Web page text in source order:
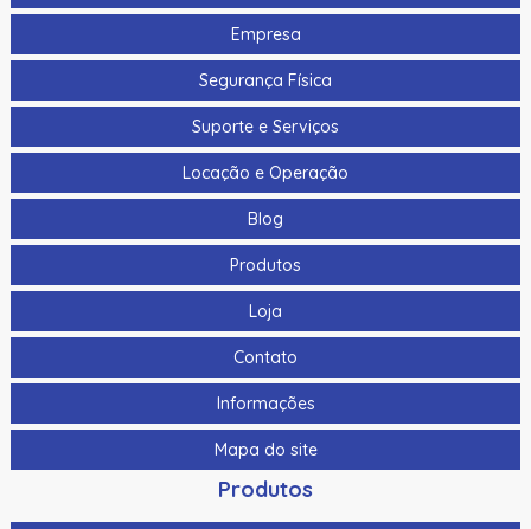
Empresa
Segurança Física
Suporte e Serviços
Locação e Operação
Blog
Produtos
Loja
Contato
Informações
Mapa do site
Produtos